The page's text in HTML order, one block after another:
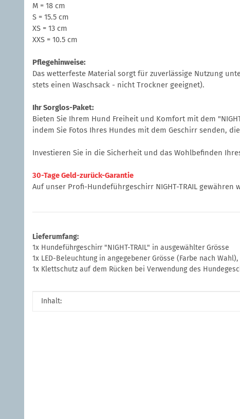
M = 18 cm
S = 15.5 cm
XS = 13 cm
XXS = 10.5 cm
Pflegehinweise:
Das wetterfeste Material sorgt für zuverlässige Nutzung
stets einen Waschsack - nicht Trockner geeignet).
Ihr Sorglos-Paket:
Bieten Sie Ihrem Hund Freiheit und Komfort mit dem
indem Sie Fotos Ihres Hundes mit dem Geschirr senden,
Investieren Sie in die Sicherheit und das Wohlbefinden
30-Tage Geld-zurück-Garantie
Auf unser Profi-Hundeführgeschirr NIGHT-TRAIL
Lieferumfang:
1x Hundeführgeschirr "NIGHT-TRAIL" in ausgewählter Grösse
1x LED-Beleuchtung in angegebener Grösse (Farbe nach
1x Klettschutz auf dem Rücken bei Verwendung des
Produkteigenschaft
Wert
Inhalt: